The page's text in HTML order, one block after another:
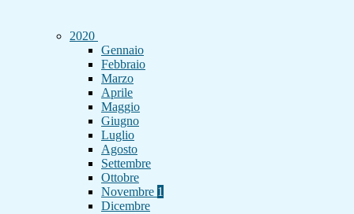
2020
Gennaio
Febbraio
Marzo
Aprile
Maggio
Giugno
Luglio
Agosto
Settembre
Ottobre
Novembre 1
Dicembre